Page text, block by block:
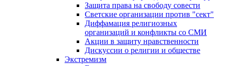
Защита права на свободу совести
Светские организации против "сект"
Диффамация религиозных
организаций и конфликты со СМИ
Акции в защиту нравственности
Дискуссии о религии и обществе
Экстремизм